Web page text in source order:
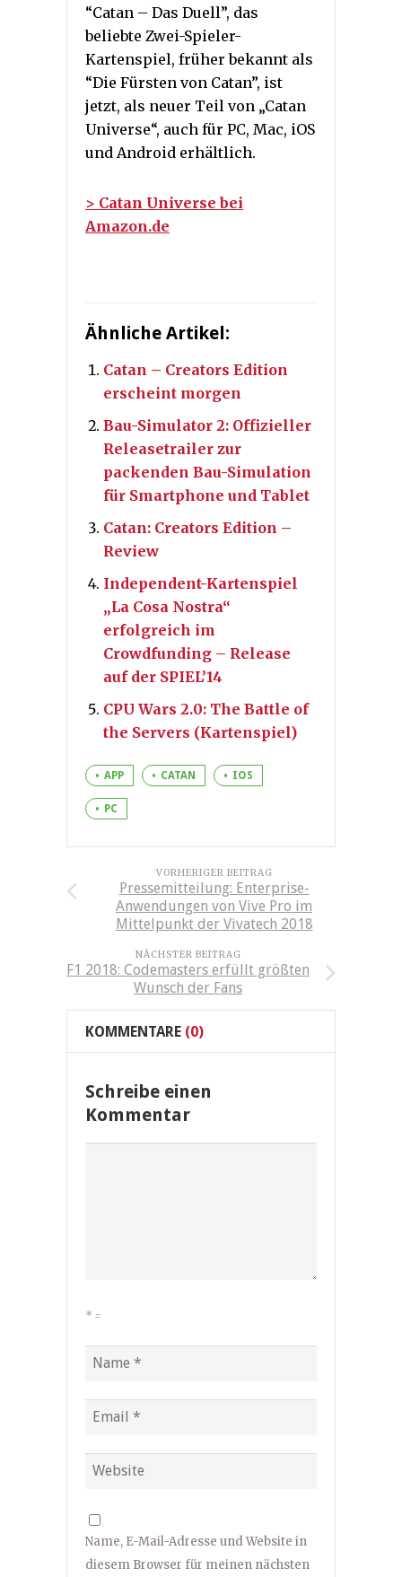
“Catan – Das Duell”, das
beliebte Zwei-Spieler-
Kartenspiel, früher bekannt als
“Die Fürsten von Catan”, ist
jetzt, als neuer Teil von „Catan
Universe“, auch für PC, Mac, iOS
und Android erhältlich.
> Catan Universe bei
Amazon.de
Ähnliche Artikel:
Catan – Creators Edition
erscheint morgen
Bau-Simulator 2: Offizieller
Releasetrailer zur
packenden Bau-Simulation
für Smartphone und Tablet
Catan: Creators Edition –
Review
Independent-Kartenspiel
„La Cosa Nostra“
erfolgreich im
Crowdfunding – Release
auf der SPIEL’14
CPU Wars 2.0: The Battle of
the Servers (Kartenspiel)
APP CATAN IOS
PC
VORHERIGER BEITRAG
Pressemitteilung: Enterprise-
Anwendungen von Vive Pro im
Mittelpunkt der Vivatech 2018
NÄCHSTER BEITRAG
F1 2018: Codemasters erfüllt größten
Wunsch der Fans
KOMMENTARE (0)
Schreibe einen
Kommentar
* =
Name, E-Mail-Adresse und Website in
diesem Browser für meinen nächsten